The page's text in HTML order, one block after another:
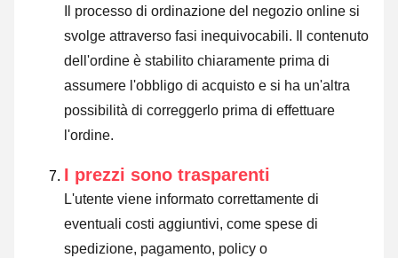
Il processo di ordinazione del negozio online si
svolge attraverso fasi inequivocabili. Il contenuto
dell'ordine è stabilito chiaramente prima di
assumere l'obbligo di acquisto e si ha un'altra
possibilità di correggerlo prima di effettuare
l'ordine.
I prezzi sono trasparenti
L'utente viene informato correttamente di
eventuali costi aggiuntivi, come spese di
spedizione, pagamento, policy o